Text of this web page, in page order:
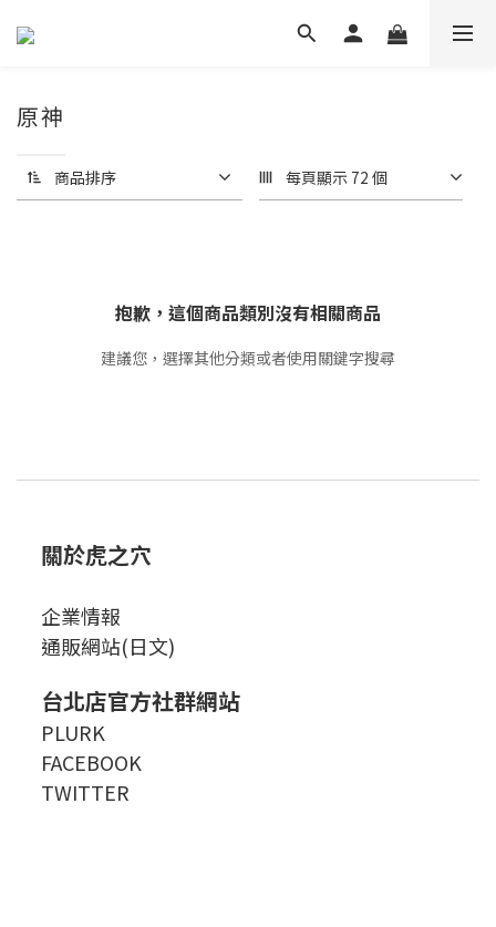
原神
商品排序 每頁顯示 72 個
抱歉，這個商品類別沒有相關商品
建議您，選擇其他分類或者使用關鍵字搜尋
關於虎之穴
企業情報
通販網站(日文)
台北店官方社群網站
PLURK
FACEBOOK
TWITTER